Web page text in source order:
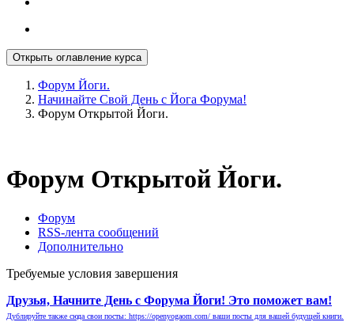
Открыть оглавление курса
Форум Йоги.
Начинайте Свой День с Йога Форума!
Форум Открытой Йоги.
Форум Открытой Йоги.
Форум
RSS-лента сообщений
Дополнительно
Требуемые условия завершения
Друзья, Начните День с Форума Йоги! Это поможет вам!
Дублируйте также сюда свои посты: https://openyogaom.com/ ваши посты для вашей будущей книги.